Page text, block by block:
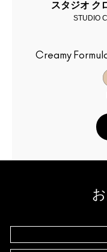
スタジオ ク
STUDIO
Creamy